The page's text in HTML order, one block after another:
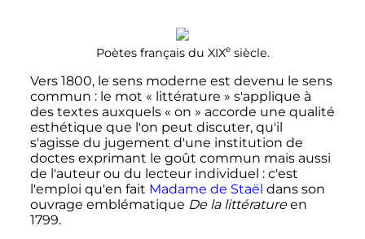
Poètes français du XIXe siècle.
Vers 1800, le sens moderne est devenu le sens
commun : le mot « littérature » s'applique à
des textes auxquels « on » accorde une qualité
esthétique que l'on peut discuter, qu'il
s'agisse du jugement d'une institution de
doctes exprimant le goût commun mais aussi
de l'auteur ou du lecteur individuel : c'est
l'emploi qu'en fait Madame de Staël dans son
ouvrage emblématique De la littératureen
1799.